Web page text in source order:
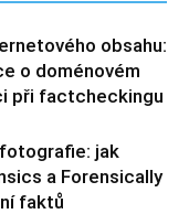
obsahu:
o doménovém
při factcheckingu
jak
a Forensically
faktů